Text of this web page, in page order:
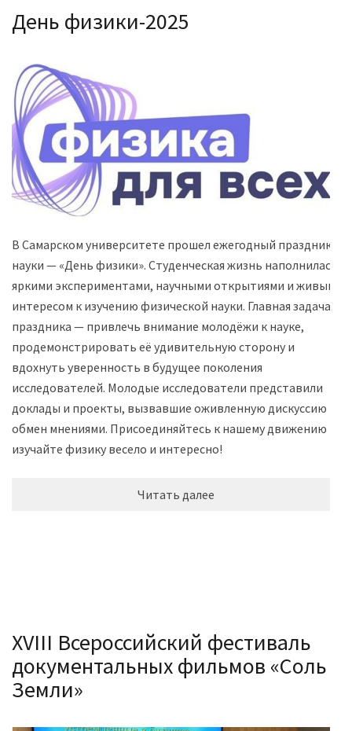
День физики-2025
В Самарском университете прошел ежегодный праздник
науки — «День физики». Студенческая жизнь наполнилась
яркими экспериментами, научными открытиями и живым
интересом к изучению физической науки. Главная задача
праздника — привлечь внимание молодёжи к науке,
продемонстрировать её удивительную сторону и
вдохнуть уверенность в будущее поколения
исследователей. Молодые исследователи представили
доклады и проекты, вызвавшие оживленную дискуссию и
обмен мнениями. Присоединяйтесь к нашему движению и
изучайте физику весело и интересно!
Читать далее
XVIII Всероссийский фестиваль
документальных фильмов «Соль
Земли»